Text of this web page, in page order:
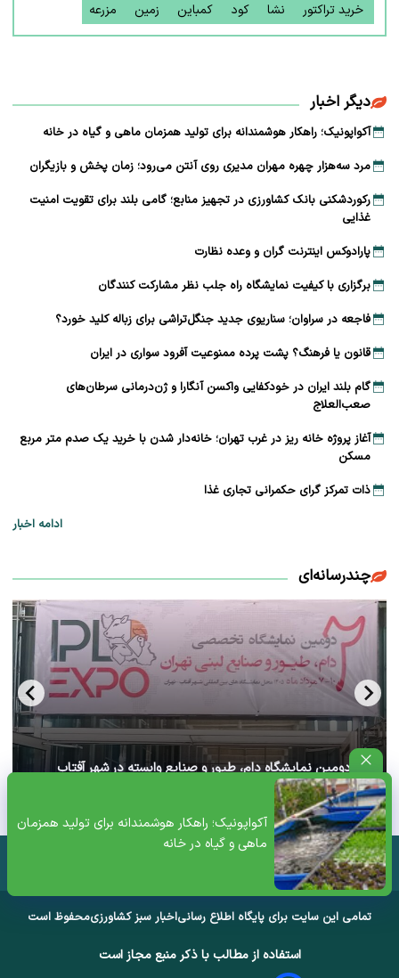
آکواپونیک؛ راهکار هوشمندانه برای تولید همزمان
ماهی و گیاه در خانه
خرید تراکتور نشا کود کمباین زمین مزرعه
دیگر اخبار
آکواپونیک؛ راهکار هوشمندانه برای تولید همزمان ماهی و گیاه در خانه
مرد سه‌هزار چهره مهران مدیری روی آنتن می‌رود؛ زمان پخش و بازیگران
رکوردشکنی بانک کشاورزی در تجهیز منابع؛ گامی بلند برای تقویت امنیت
غذایی
پارادوکس اینترنت گران و وعده نظارت
برگزاری با کیفیت نمایشگاه راه جلب نظر مشارکت‌ کنندگان
فاجعه در سراوان؛ سناریوی جدید جنگل‌تراشی برای زباله کلید خورد؟
قانون یا فرهنگ؟ پشت پرده ممنوعیت آفرود سواری در ایران
گام بلند ایران در خودکفایی واکسن آنگارا و ژن‌درمانی سرطان‌های
صعب‌العلاج
آغاز پروژه خانه ریز در غرب تهران؛ خانه‌دار شدن با خرید یک صدم متر مربع
مسکن
ذات تمرکز گرای حکمرانی تجاری غذا
ادامه اخبار
چندرسانه‌ای
آغاز دومین نمایشگاه دام، طیور و صنایع وابسته در شهر آفتاب
تهران+ ویدئو
تمامی این سایت برای پایگاه اطلاع رسانیاخبار سبز کشاورزیمحفوظ است
استفاده از مطالب با ذکر منبع مجاز است